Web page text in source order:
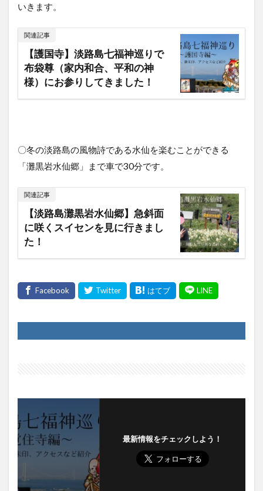
いきます。
関連記事
【護国寺】淡路島七福神巡りで
布袋尊（家内和合、平和の神
様）にお参りしてきました！
〇冬の淡路島の風物詩である水仙を楽むことができる
「灘黒岩水仙郷」まで車で30分です。
関連記事
【淡路島灘黒岩水仙郷】急斜面
に咲くスイセンを見に行きまし
た！
最新情報をチェックしよう！